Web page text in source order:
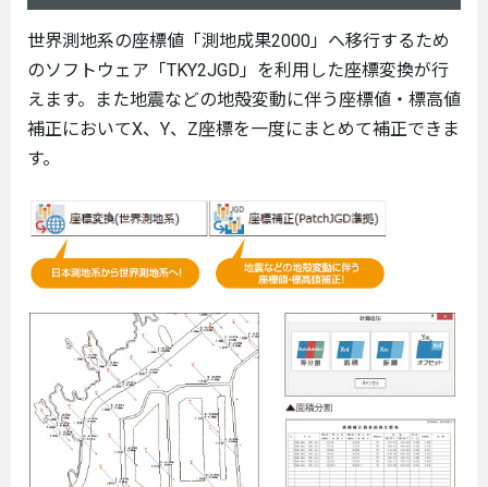
世界測地系の座標値「測地成果2000」へ移行するため
のソフトウェア「TKY2JGD」を利用した座標変換が行
えます。また地震などの地殻変動に伴う座標値・標高値
補正においてX、Y、Z座標を一度にまとめて補正できま
す。